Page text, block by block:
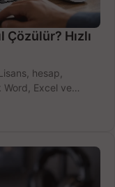
Hızlı
hesap,
Word, Excel ve